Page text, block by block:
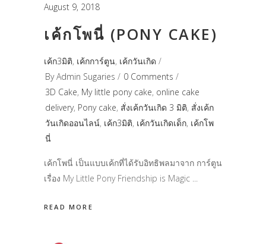
August 9, 2018
เค้กโพนี่ (PONY CAKE)
เค้ก3มิติ, เค้กการ์ตูน, เค้กวันเกิด
ByAdmin Sugaries
0 Comments
3D Cake, My little pony cake, online cake
delivery, Pony cake, สั่งเค้กวันเกิด 3 มิติ, สั่งเค้ก
วันเกิดออนไลน์, เค้ก3มิติ, เค้กวันเกิดเด็ก, เค้กโพ
นี่
เค้กโพนี่ เป็นแบบเค้กที่ได้รับอิทธิพลมาจาก การ์ตูน
เรื่อง My Little Pony Friendship is Magic
READ MORE